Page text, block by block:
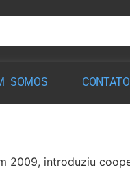
SOMOS CONTATO
2009, introduziu